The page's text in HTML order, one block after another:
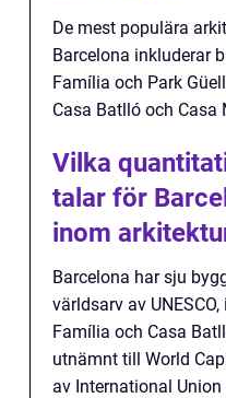
De mest populära
Barcelona inkluderar
Família och Park
Casa Batlló och Casa
Vilka
talar för
inom
Barcelona har sju
världsarv av
Família och Casa
utnämnt till World
av International